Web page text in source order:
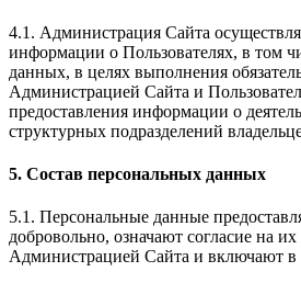
4.1. Администрация Сайта
информации о Пользователях, в том
данных, в целях выполнения
Администрацией Сайта и
предоставления информации о
структурных подразделений
5. Состав персональных данных
5.1. Персональные данные
добровольно, означают согласие на
Администрацией Сайта и включают в